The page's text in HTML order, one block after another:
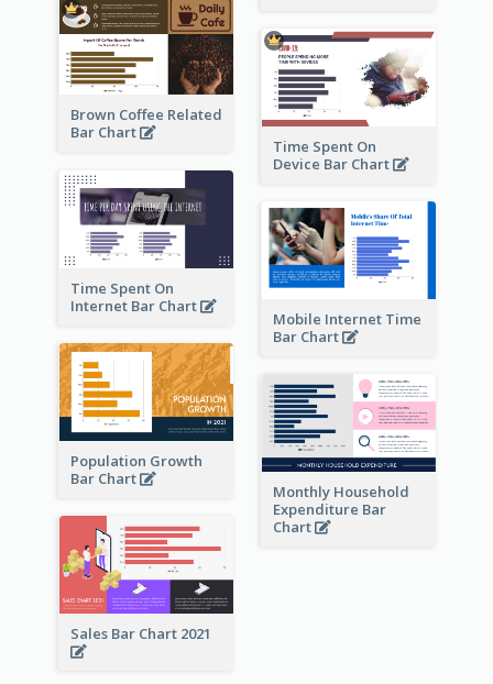
Brown Coffee Related
Bar Chart
Time Spent On
Device Bar Chart
Time Spent On
Internet Bar Chart
Mobile Internet Time
Bar Chart
Population Growth
Bar Chart
Monthly Household
Expenditure Bar
Chart
Sales Bar Chart 2021